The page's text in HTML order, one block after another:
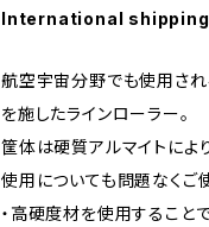
International
航空宇宙分野でも使用さ
を施したラインローラー。
筐体は硬質アルマイトによ
使用についても問題なくご
・高硬度材を使用すること